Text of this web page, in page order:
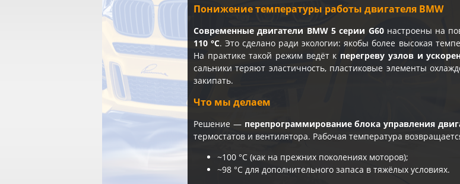
Понижение температуры работы двигателя BMW
Современные двигатели BMW 5 серии G60настроены на
110 °C. Это сделано ради экологии: якобы более высокая
На практике такой режим ведёт к перегреву узлов и
сальники теряют эластичность, пластиковые элементы
закипать.
Что мы делаем
Решение — перепрограммирование блока управления
термостатов и вентилятора. Рабочая температура
~100 °C (как на прежних поколениях моторов);
~98 °C для дополнительного запаса в тяжёлых условиях.